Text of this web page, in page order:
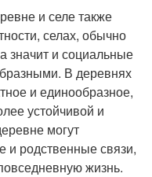
и селе также
селах, обычно
значит и социальные
В деревнях
и единообразное,
устойчивой и
могут
и родственные связи,
жизнь.